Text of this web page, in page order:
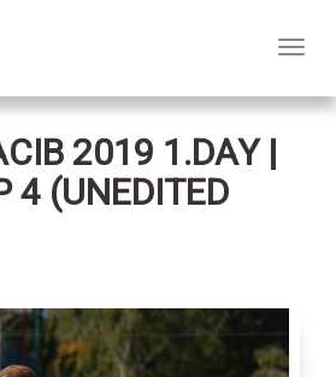
2019 1.DAY |
4 (UNEDITED